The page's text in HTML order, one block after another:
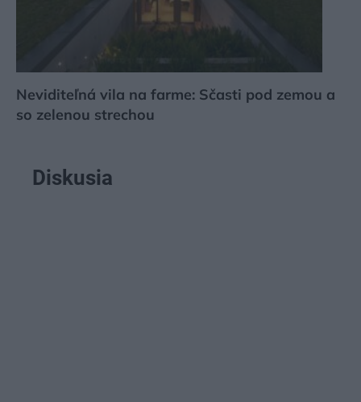
Neviditeľná vila na farme: Sčasti pod zemou a
so zelenou strechou
Diskusia